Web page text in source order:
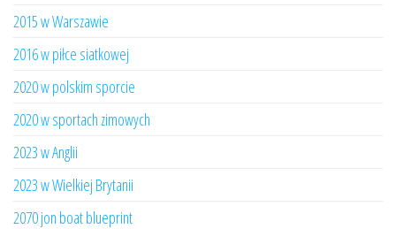
2015 w Warszawie
2016 w piłce siatkowej
2020 w polskim sporcie
2020 w sportach zimowych
2023 w Anglii
2023 w Wielkiej Brytanii
2070 jon boat blueprint